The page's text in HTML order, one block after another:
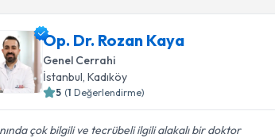
Op. Dr. Rozan Kaya
Genel Cerrahi
İstanbul , Kadıköy
5 (1 Değerlendirme)
çok bilgili ve tecrübeli ilgili alakalı bir doktor